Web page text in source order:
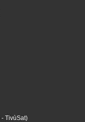
- TivùSat)